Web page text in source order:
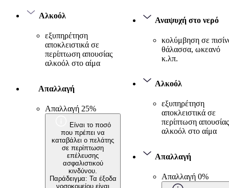
Αλκοόλ
εξυπηρέτηση
αποκλειστικά σε
περίπτωση απουσίας
αλκοόλ στο αίμα
Απαλλαγή
Απαλλαγή 25%
Είναι το ποσό
που πρέπει να
καταβάλει ο πελάτης
σε περίπτωση
επέλευσης
ασφαλιστικού
κινδύνου.
Παράδειγμα: Τα έξοδα
νοσοκομείου είναι
Αναψυχή στο νερό
κολύμβηση σε
θάλασσα, ωκεανό
κ.λπ.
Αλκοόλ
εξυπηρέτηση
αποκλειστικά σε
περίπτωση απουσίας
αλκοόλ στο αίμα
Απαλλαγή
Απαλλαγή 0%